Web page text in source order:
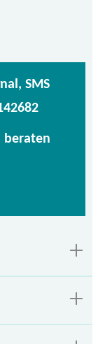
SMS
beraten